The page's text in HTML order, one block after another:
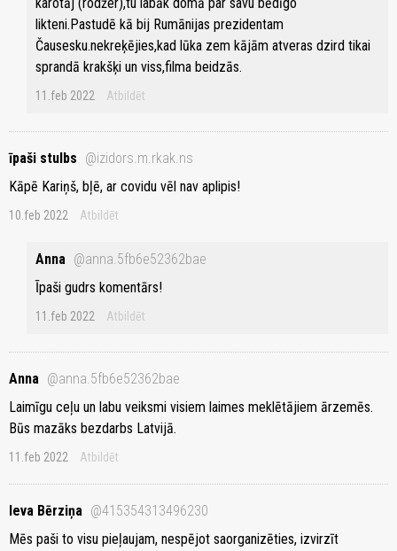
karotāj (rodžer),tu labāk domā par savu bēdīgo
likteni.Pastudē kā bij Rumānijas prezidentam
Čausesku.nekreķējies,kad lūka zem kājām atveras dzird tikai
sprandā krakšķi un viss,filma beidzās.
11.feb 2022 Atbildēt
īpaši stulbs @izidors.m.rkak.ns
Kāpē Kariņš, bļē, ar covidu vēl nav aplipis!
10.feb 2022 Atbildēt
Anna @anna.5fb6e52362bae
Īpaši gudrs komentārs!
11.feb 2022 Atbildēt
Anna @anna.5fb6e52362bae
Laimīgu ceļu un labu veiksmi visiem laimes meklētājiem ārzemēs.
Būs mazāks bezdarbs Latvijā.
11.feb 2022 Atbildēt
Ieva Bērziņa @415354313496230
Mēs paši to visu pieļaujam, nespējot saorganizēties, izvirzīt